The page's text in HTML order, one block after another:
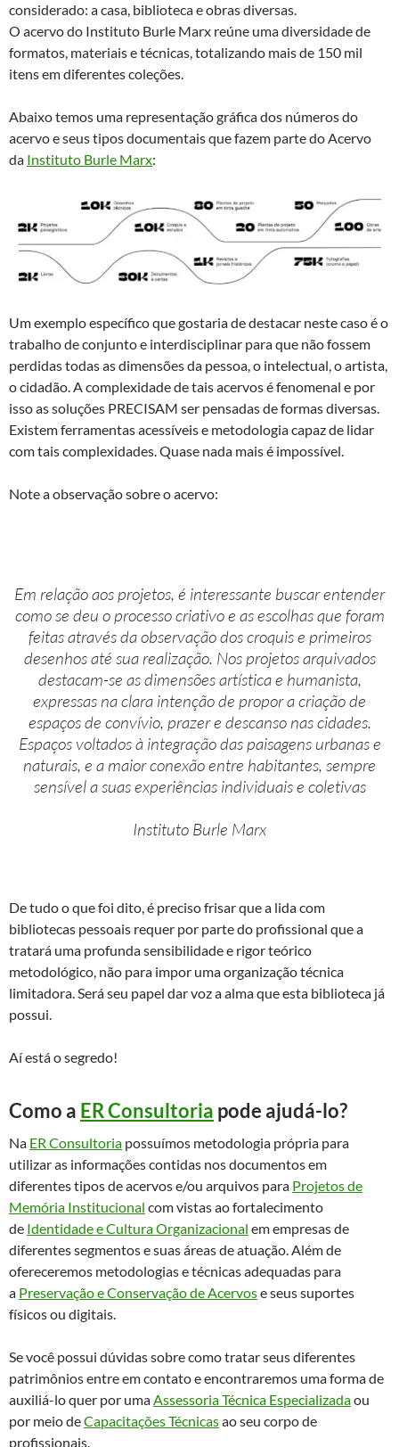
considerado: a casa, biblioteca e obras diversas.
O acervo do Instituto Burle Marx reúne uma diversidade de
formatos, materiais e técnicas, totalizando mais de 150 mil
itens em diferentes coleções.
Abaixo temos uma representação gráfica dos números do
acervo e seus tipos documentais que fazem parte do Acervo
da Instituto Burle Marx:
Um exemplo específico que gostaria de destacar neste caso é o
trabalho de conjunto e interdisciplinar para que não fossem
perdidas todas as dimensões da pessoa, o intelectual, o artista,
o cidadão. A complexidade de tais acervos é fenomenal e por
isso as soluções PRECISAM ser pensadas de formas diversas.
Existem ferramentas acessíveis e metodologia capaz de lidar
com tais complexidades. Quase nada mais é impossível.
Note a observação sobre o acervo:
Em relação aos projetos, é interessante buscar entender
como se deu o processo criativo e as escolhas que foram
feitas através da observação dos croquis e primeiros
desenhos até sua realização. Nos projetos arquivados
destacam-se as dimensões artística e humanista,
expressas na clara intenção de propor a criação de
espaços de convívio, prazer e descanso nas cidades.
Espaços voltados à integração das paisagens urbanas e
naturais, e a maior conexão entre habitantes, sempre
sensível a suas experiências individuais e coletivas
Instituto Burle Marx
De tudo o que foi dito, é preciso frisar que a lida com
bibliotecas pessoais requer por parte do profissional que a
tratará uma profunda sensibilidade e rigor teórico
metodológico, não para impor uma organização técnica
limitadora. Será seu papel dar voz a alma que esta biblioteca já
possui.
Aí está o segredo!
Como a ER Consultoria pode ajudá-lo?
Na ER Consultoria possuímos metodologia própria para
utilizar as informações contidas nos documentos em
diferentes tipos de acervos e/ou arquivos para Projetos de
Memória Institucional com vistas ao fortalecimento
de Identidade e Cultura Organizacional em empresas de
diferentes segmentos e suas áreas de atuação. Além de
ofereceremos metodologias e técnicas adequadas para
a Preservação e Conservação de Acervose seus suportes
físicos ou digitais.
Se você possui dúvidas sobre como tratar seus diferentes
patrimônios entre em contato e encontraremos uma forma de
auxiliá-lo quer por uma Assessoria Técnica Especializadaou
por meio deCapacitações Técnicasao seu corpo de
profissionais.